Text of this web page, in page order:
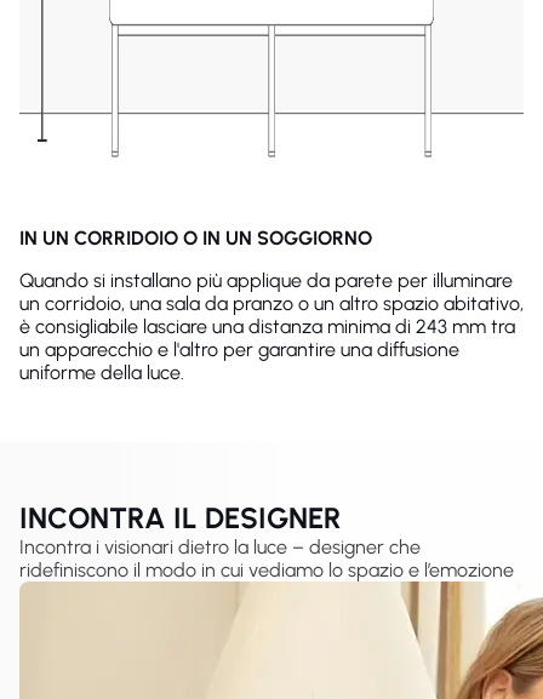
IN UN CORRIDOIO O IN UN SOGGIORNO
Quando si installano più applique da parete per illuminare
un corridoio, una sala da pranzo o un altro spazio abitativo,
è consigliabile lasciare una distanza minima di 243 mm tra
un apparecchio e l'altro per garantire una diffusione
uniforme della luce.
INCONTRA IL DESIGNER
Incontra i visionari dietro la luce – designer che
ridefiniscono il modo in cui vediamo lo spazio e l’emozione